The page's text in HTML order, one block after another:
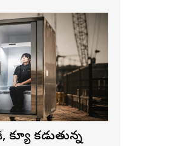
క్యూ కడుతున్న